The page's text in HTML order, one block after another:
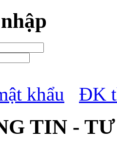
khẩu ĐK
TIN -